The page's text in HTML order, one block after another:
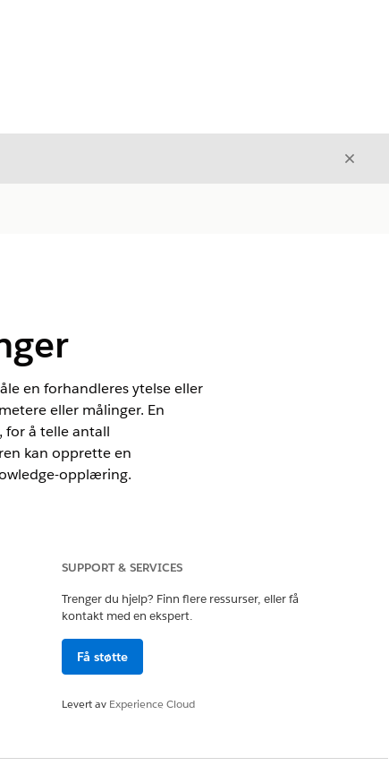
Avslutt
en forhandleres ytelse eller
eller målinger. En
for å telle antall
kan opprette en
opplæring.
av vurderingsindikator
SUPPORT & SERVICES
Trenger du hjelp? Finn flere ressurser, eller få
kontakt med en ekspert.
Få støtte
Levert av Experience Cloud